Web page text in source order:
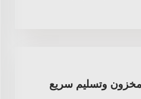
وتسليم سريع